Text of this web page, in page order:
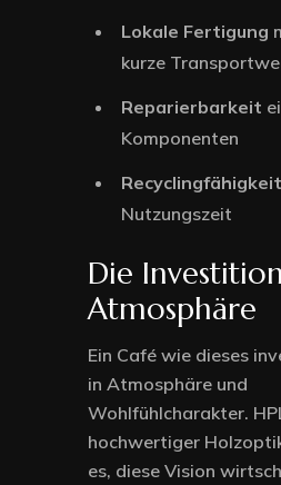
Lokale Fertigung
kurze
Reparierbarkeit
Komponenten
Recyclingfähigkeit
Nutzungszeit
Die
Atmosphäre
Ein Café wie dieses
in Atmosphäre und
Wohlfühlcharakter.
hochwertiger
es, diese Vision